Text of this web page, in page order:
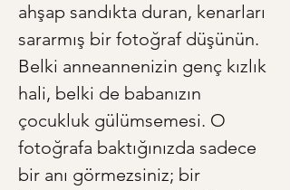
ahşap sandıkta duran, kenarları
sararmış bir fotoğraf düşünün.
Belki anneannenizin genç kızlık
hali, belki de babanızın
çocukluk gülümsemesi. O
fotoğrafa baktığınızda sadece
bir anı görmezsiniz; bir